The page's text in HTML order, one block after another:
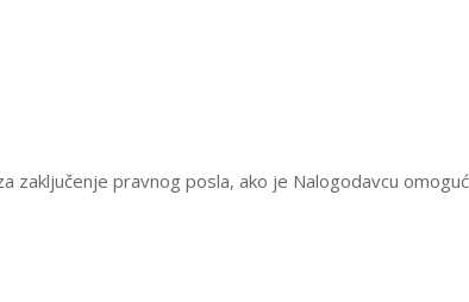
pravnog posla, ako je Nalogodavcu